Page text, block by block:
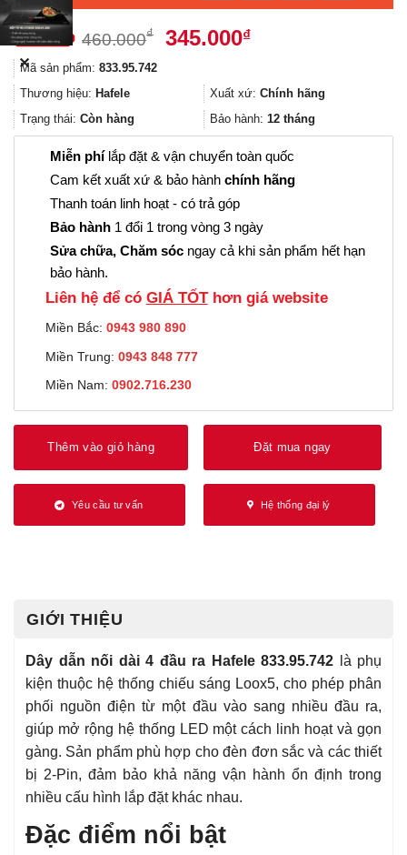
460.000₫
Giá
460.000₫.
345.000₫Giá
là:
345.000₫.
Mã sản phẩm: 833.95.742
Thương hiệu: Hafele Xuất xứ: Chính hãng
Trạng thái: Còn hàng Bảo hành: 12 tháng
Miễn phílắp đặt & vận chuyển toàn quốc
Cam kết xuất xứ & bảo hành chính hãng
Thanh toán linh hoạt - có trả góp
Bảo hành 1 đổi 1 trong vòng 3 ngày
Sửa chữa, Chăm sóc ngay cả khi sản phẩm hết hạn
bảo hành.
Liên hệ để có GIÁ TỐThơn giá website
Miền Bắc: 0943 980 890
Miền Trung: 0943 848 777
Miền Nam: 0902.716.230
Thêm vào giỏ hàng Đặt mua ngay
Yêu cầu tư vấn Hệ thống đại lý
GIỚI THIỆU
Dây dẫn nối dài 4 đầu ra Hafele 833.95.742 là phụ
kiện thuộc hệ thống chiếu sáng Loox5, cho phép phân
phối nguồn điện từ một đầu vào sang nhiều đầu ra,
giúp mở rộng hệ thống LED một cách linh hoạt và gọn
gàng. Sản phẩm phù hợp cho đèn đơn sắc và các thiết
bị 2-Pin, đảm bảo khả năng vận hành ổn định trong
nhiều cấu hình lắp đặt khác nhau.
Đặc điểm nổi bật
✕